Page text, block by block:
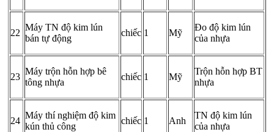
22
Máy TN độ kim lún
bán tự động
chiếc 1 Mỹ
Đo độ kim lún
của nhựa
23
Máy trộn hỗn hợp bê
tông nhựa
chiếc 1 Mỹ
Trộn hỗn hợp BT
nhựa
24
Máy thí nghiệm độ kim
kún thủ công
chiếc 1 Anh
TN độ kim lún
của nhựa